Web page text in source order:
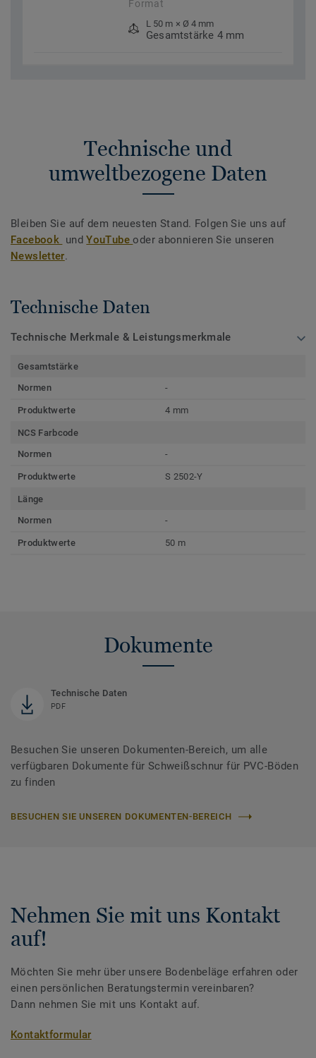
Format
L 50 m × Ø 4 mm
Gesamtstärke 4 mm
Technische und
umweltbezogene Daten
Bleiben Sie auf dem neuesten Stand. Folgen Sie uns auf
Facebook undYouTubeoder abonnieren Sie unseren
Newsletter.
Technische Daten
Technische Merkmale & Leistungsmerkmale
Gesamtstärke
Normen
-
Produktwerte 4 mm
NCS Farbcode
Normen
-
Produktwerte S 2502-Y
Länge
Normen
-
Produktwerte 50 m
Dokumente
Technische Daten
PDF
Besuchen Sie unseren Dokumenten-Bereich, um alle
verfügbaren Dokumente für Schweißschnur für PVC-Böden
zu finden
BESUCHEN SIE UNSEREN DOKUMENTEN-BEREICH
Nehmen Sie mit uns Kontakt
auf!
Möchten Sie mehr über unsere Bodenbeläge erfahren oder
einen persönlichen Beratungstermin vereinbaren?
Dann nehmen Sie mit uns Kontakt auf.
Kontaktformular